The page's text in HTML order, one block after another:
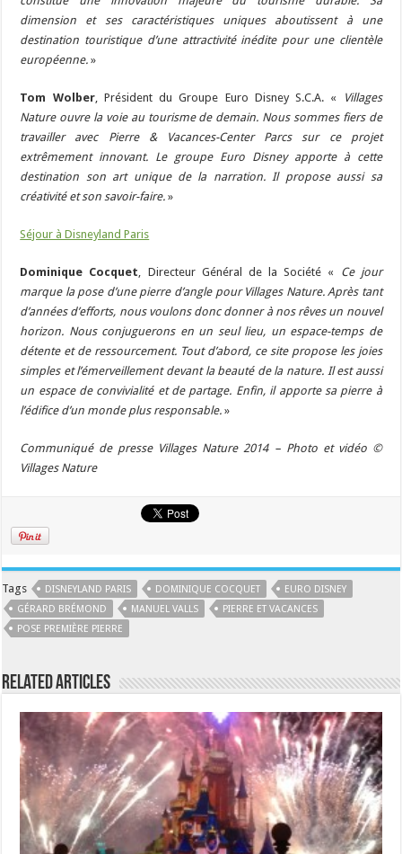
dimension et ses caractéristiques uniques aboutissent à une
destination touristique d’une attractivité inédite pour une clientèle
européenne. »
Tom Wolber, Président du Groupe Euro Disney S.C.A. «
Villages
Nature ouvre la voie au tourisme de demain. Nous sommes fiers de
travailler avec Pierre & Vacances-Center Parcs sur ce projet
extrêmement innovant. Le groupe Euro Disney apporte à cette
destination son art unique de la narration. Il propose aussi sa
créativité et son savoir-faire. »
Séjour à Disneyland Paris
Dominique Cocquet, Directeur Général de la Société « Ce jour
marque la pose d’une pierre d’angle pour Villages Nature. Après tant
d’années d’efforts, nous voulons donc donner à nos rêves un nouvel
horizon. Nous conjuguerons en un seul lieu, un espace-temps de
détente et de ressourcement. Tout d’abord, ce site propose les joies
simples et l’émerveillement devant la beauté de la nature. Il est aussi
un espace de convivialité et de partage. Enfin, il apporte sa pierre à
l’édifice d’un monde plus responsable. »
Communiqué de presse Villages Nature 2014 – Photo et vidéo ©
Villages Nature
Tags DISNEYLAND PARIS DOMINIQUE COCQUET
EURO DISNEY
GÉRARD BRÉMOND
MANUEL VALLS
PIERRE ET VACANCES
POSE PREMIÈRE PIERRE
Related Articles